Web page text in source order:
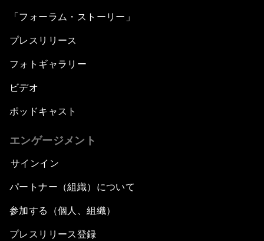
「フォーラム・ストーリー」
プレスリリース
フォトギャラリー
ビデオ
ポッドキャスト
エンゲージメント
サインイン
パートナー（組織）について
参加する（個人、組織）
プレスリリース登録